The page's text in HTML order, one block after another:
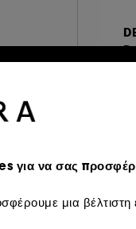
για να σας
μια